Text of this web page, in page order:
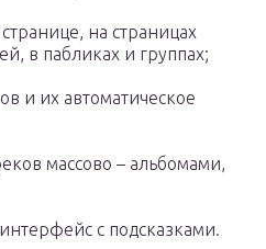
на страницах
в пабликах и группах;
и их автоматическое
массово – альбомами,
с подсказками.